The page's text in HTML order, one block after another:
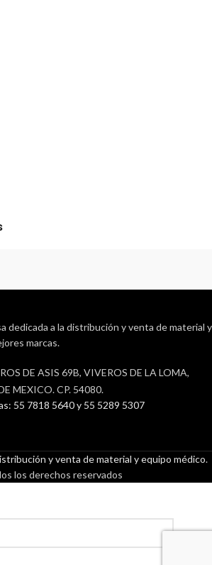
dedicada a la distribución y venta de material y
marcas.
DE ASIS 69B, VIVEROS DE LA LOMA,
MEXICO. CP. 54080.
55 7818 5640 y 55 5289 5307
y venta de material y equipo médico.
los derechos reservados